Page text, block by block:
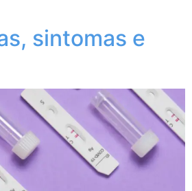
sintomas e